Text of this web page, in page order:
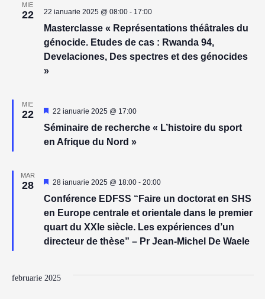
MIE
22
Masterclasse « Représentations théâtrales du
génocide. Etudes de cas : Rwanda 94,
Develaciones, Des spectres et des génocides
»
22 ianuarie 2025 @ 08:00- 17:00
MIE
22
Séminaire de recherche « L’histoire du sport
en Afrique du Nord »
Reprezentativ
22 ianuarie 2025 @ 17:00
MAR
28
Conférence EDFSS “Faire un doctorat en SHS
en Europe centrale et orientale dans le premier
quart du XXIe siècle. Les expériences d’un
directeur de thèse” – Pr Jean-Michel De Waele
Reprezentativ
28 ianuarie 2025 @ 18:00- 20:00
februarie 2025